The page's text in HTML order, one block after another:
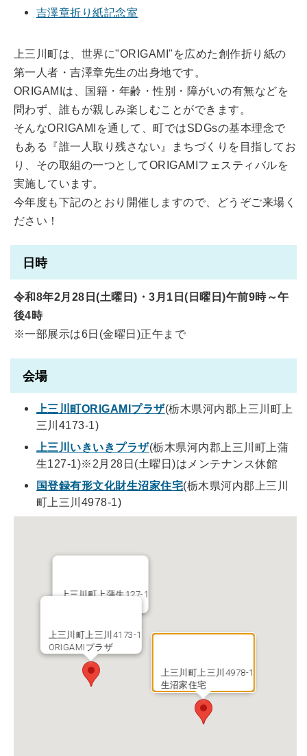
吉澤章折り紙記念室
上三川町は、世界に"ORIGAMI"を広めた創作折り紙の
第一人者・吉澤章先生の出身地です。
ORIGAMIは、国籍・年齢・性別・障がいの有無などを
問わず、誰もが親しみ楽しむことができます。
そんなORIGAMIを通して、町ではSDGsの基本理念で
もある『誰一人取り残さない』まちづくりを目指してお
り、その取組の一つとしてORIGAMIフェスティバルを
実施しています。
今年度も下記のとおり開催しますので、どうぞご来場く
ださい！
日時
令和8年2月28日(土曜日)・3月1日(日曜日)午前9時～午
後4時
※一部展示は6日(金曜日)正午まで
会場
上三川町ORIGAMIプラザ(栃木県河内郡上三川町上
三川4173-1)
上三川いきいきプラザ(栃木県河内郡上三川町上蒲
生127-1)※2月28日(土曜日)はメンテナンス休館
国登録有形文化財生沼家住宅(栃木県河内郡上三川
町上三川4978-1)
上三川町上三川4173-1
ORIGAMIプラザ
上三川町上蒲生127-1
上三川町上三川4978-1
生沼家住宅